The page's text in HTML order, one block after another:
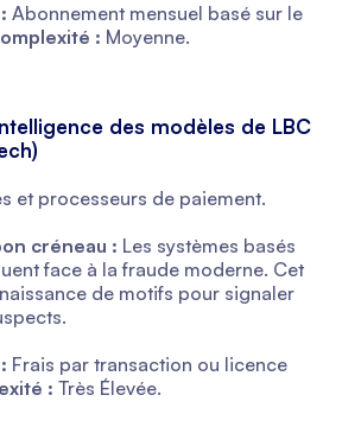
Abonnement mensuel basé sur le
: Moyenne.
des modèles de LBC
et processeurs de paiement.
créneau : Les systèmes basés
face à la fraude moderne. Cet
de motifs pour signaler
Frais par transaction ou licence
: Très Élevée.